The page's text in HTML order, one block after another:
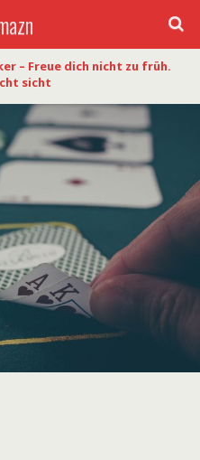
– Freue dich nicht zu früh.
sicht